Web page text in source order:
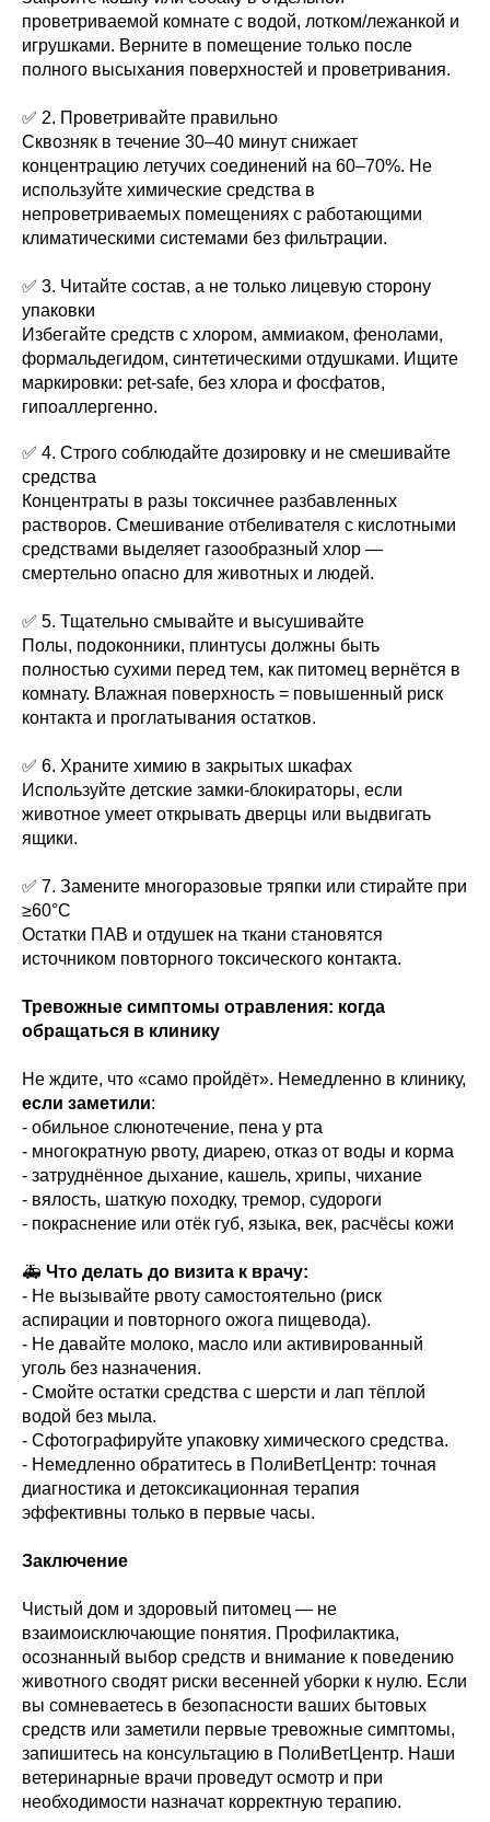
проветриваемой комнате с водой, лотком/лежанкой и
игрушками. Верните в помещение только после
полного высыхания поверхностей и проветривания.
✅ 2. Проветривайте правильно
Сквозняк в течение 30–40 минут снижает
концентрацию летучих соединений на 60–70%. Не
используйте химические средства в
непроветриваемых помещениях с работающими
климатическими системами без фильтрации.
✅ 3. Читайте состав, а не только лицевую сторону
упаковки
Избегайте средств с хлором, аммиаком, фенолами,
формальдегидом, синтетическими отдушками. Ищите
маркировки: pet-safe, без хлора и фосфатов,
гипоаллергенно.
✅ 4. Строго соблюдайте дозировку и не смешивайте
средства
Концентраты в разы токсичнее разбавленных
растворов. Смешивание отбеливателя с кислотными
средствами выделяет газообразный хлор —
смертельно опасно для животных и людей.
✅ 5. Тщательно смывайте и высушивайте
Полы, подоконники, плинтусы должны быть
полностью сухими перед тем, как питомец вернётся в
комнату. Влажная поверхность = повышенный риск
контакта и проглатывания остатков.
✅ 6. Храните химию в закрытых шкафах
Используйте детские замки-блокираторы, если
животное умеет открывать дверцы или выдвигать
ящики.
✅ 7. Замените многоразовые тряпки или стирайте при
≥60°C
Остатки ПАВ и отдушек на ткани становятся
источником повторного токсического контакта.
Тревожные симптомы отравления: когда
обращаться в клинику
Не ждите, что «само пройдёт». Немедленно в клинику,
если заметили:
- обильное слюнотечение, пена у рта
- многократную рвоту, диарею, отказ от воды и корма
- затруднённое дыхание, кашель, хрипы, чихание
- вялость, шаткую походку, тремор, судороги
- покраснение или отёк губ, языка, век, расчёсы кожи
🚑 Что делать до визита к врачу:
- Не вызывайте рвоту самостоятельно (риск
аспирации и повторного ожога пищевода).
- Не давайте молоко, масло или активированный
уголь без назначения.
- Смойте остатки средства с шерсти и лап тёплой
водой без мыла.
- Сфотографируйте упаковку химического средства.
- Немедленно обратитесь в ПолиВетЦентр: точная
диагностика и детоксикационная терапия
эффективны только в первые часы.
Заключение
Чистый дом и здоровый питомец — не
взаимоисключающие понятия. Профилактика,
осознанный выбор средств и внимание к поведению
животного сводят риски весенней уборки к нулю. Если
вы сомневаетесь в безопасности ваших бытовых
средств или заметили первые тревожные симптомы,
запишитесь на консультацию в ПолиВетЦентр. Наши
ветеринарные врачи проведут осмотр и при
необходимости назначат корректную терапию.